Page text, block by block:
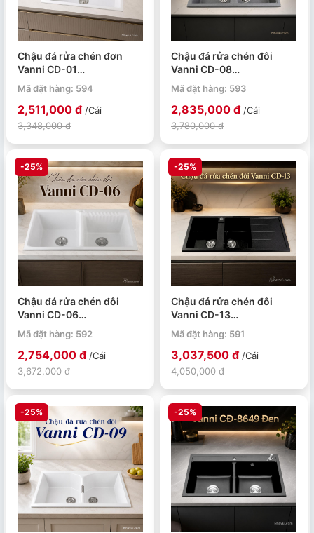
Chậu đá rửa chén đơn
Vanni CD-01
750x490x220mm màu
trắng
Mã đặt hàng: 594
2,511,000 đ /Cái
3,348,000 đ
Chậu đá rửa chén đôi
Vanni CD-08
920x480x220mm màu
xám
Mã đặt hàng: 593
2,835,000 đ /Cái
3,780,000 đ
-25%
Chậu đá rửa chén đôi
Vanni CD-06
850x470x220mm màu
trắng
Mã đặt hàng: 592
2,754,000 đ /Cái
3,672,000 đ
-25%
Chậu đá rửa chén đôi
Vanni CD-13
1100x480x220mm màu
đen
Mã đặt hàng: 591
3,037,500 đ /Cái
4,050,000 đ
-25% -25%